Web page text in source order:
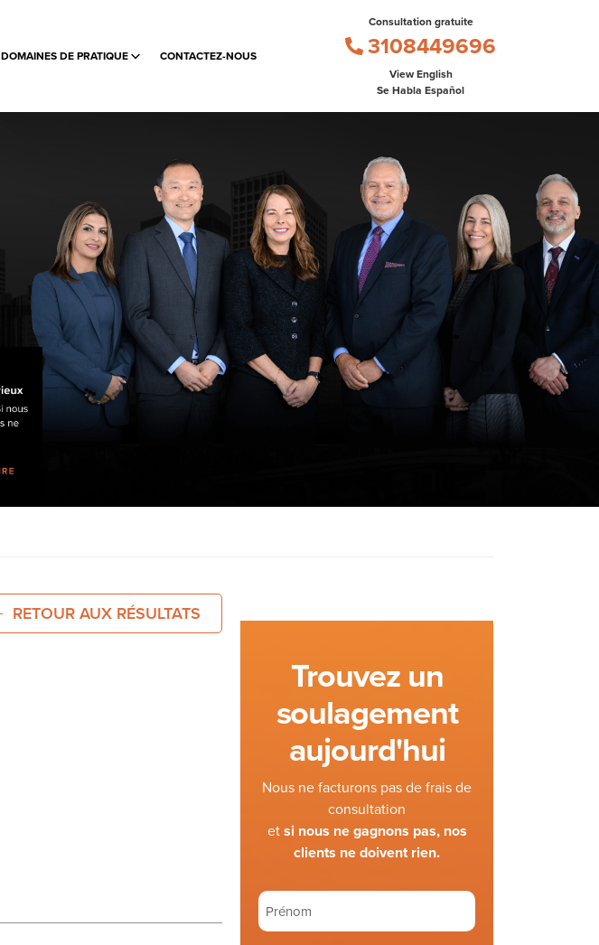
DOMAINES DE PRATIQUE CONTACTEZ-NOUS
Consultation gratuite
3108449696
View English
Se Habla Español
RETOUR AUX RÉSULTATS
Trouvez un
soulagement
aujourd'hui
Nous ne facturons pas de frais de
consultation
etsi nous ne gagnons pas, nos
clients ne doivent rien.
Prénom
(Required)